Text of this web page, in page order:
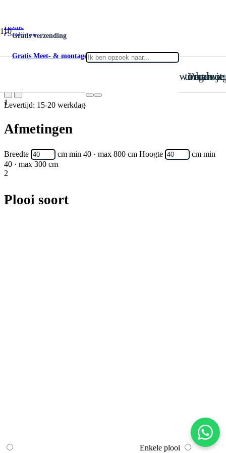
Gratis verzending
Gratis Meet- & montageservice
Product
is toegevoegd aan je
Home
Gordijnen
Verduisterend Imperial 06
Levertijd: 15-20 werkdagen
1
Afmetingen
Breedte cm min 40 · max 800 cm Hoogte cm min
40 · max 300 cm
2
Plooi soort
Enkele plooi